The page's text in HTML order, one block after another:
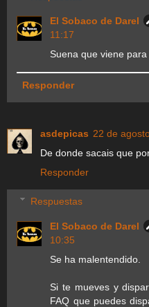
El Sobaco de Darel
11:17
Suena que viene
Responder
asdepicas 22 de
De donde sacais que
Responder
Respuestas
El Sobaco de Darel
10:35
Se ha malentendido.
Si te mueves y
FAQ que puedes